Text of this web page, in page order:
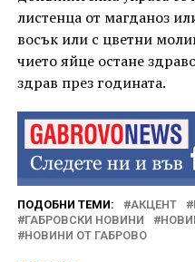
листенца от магданоз
восък или с цветни
чието яйце остане
здрав през годината.
ПОДОБНИ ТЕМИ: АКЦЕНТ
ГАБРОВСКИ НОВИНИ
НОВИНИ ОТ ГАБРОВО